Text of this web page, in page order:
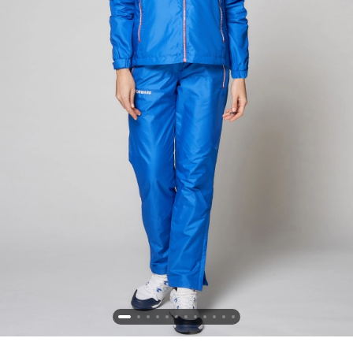
Новосибирская область (3)
Республика Башкортостан (3)
Хакасия (1)